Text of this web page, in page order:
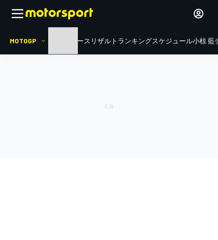
MOTOGP ニュース リザルト ランキングスケジュール小椋 藍